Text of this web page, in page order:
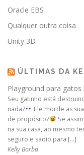
Oracle EBS
Qualquer outra coisa
Unity 3D
ÚLTIMAS DA
Playground para gatos
Seu gatinho está
nada?
Ele morde as
de propósito?
Se
na sua casa, ao mesmo
seguro e sadio para […]
Kelly Borba